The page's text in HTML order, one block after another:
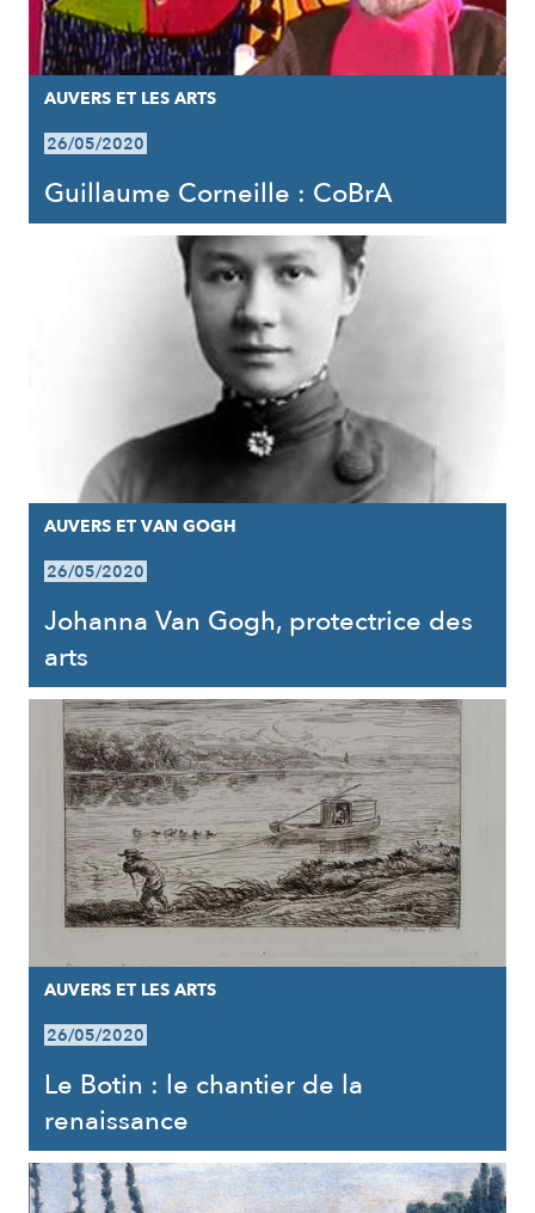
AUVERS ET LES ARTS
26/05/2020
Guillaume Corneille : CoBrA
AUVERS ET VAN GOGH
26/05/2020
Johanna Van Gogh, protectrice des
arts
AUVERS ET LES ARTS
26/05/2020
Le Botin : le chantier de la
renaissance